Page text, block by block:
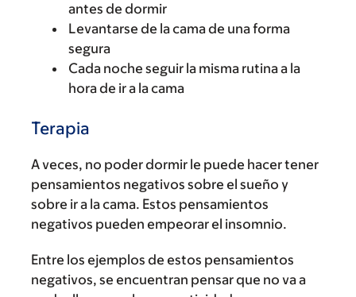
antes de dormir
Levantarse de la cama de una forma
segura
Cada noche seguir la misma rutina a la
hora de ir a la cama
Terapia
A veces, no poder dormir le puede hacer tener
pensamientos negativos sobre el sueño y
sobre ir a la cama. Estos pensamientos
negativos pueden empeorar el insomnio.
Entre los ejemplos de estos pensamientos
negativos, se encuentran pensar que no va a